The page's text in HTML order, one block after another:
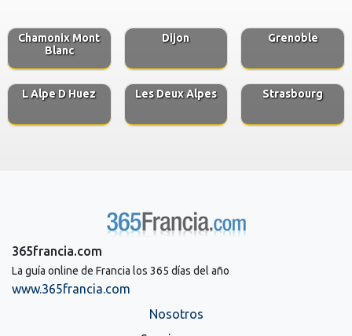
Chamonix Mont
Blanc
Dijon Grenoble
L Alpe D Huez Les Deux Alpes Strasbourg
365francia.com
La guía online de Francia los 365 días del año
www.365francia.com
Nosotros